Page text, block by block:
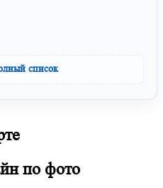
список
по фото